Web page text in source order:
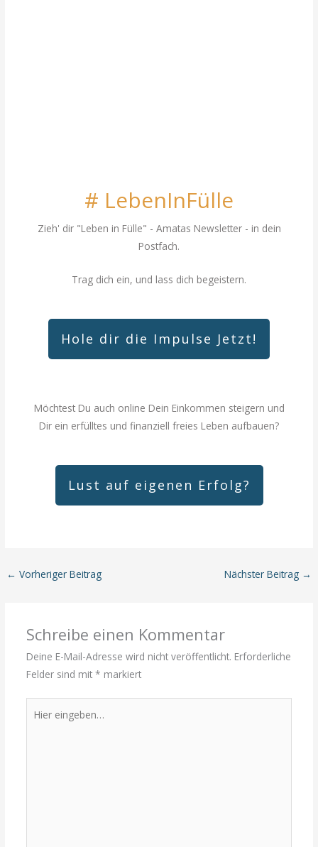
# LebenInFülle
Zieh' dir "Leben in Fülle" - Amatas Newsletter - in dein
Postfach.
Trag dich ein, und lass dich begeistern.
Hole dir die Impulse Jetzt!
Möchtest Du auch online Dein Einkommen steigern und
Dir ein erfülltes und finanziell freies Leben aufbauen?
Lust auf eigenen Erfolg?
← Vorheriger Beitrag Nächster Beitrag →
Schreibe einen Kommentar
Deine E-Mail-Adresse wird nicht veröffentlicht. Erforderliche
Felder sind mit * markiert
eingeben…